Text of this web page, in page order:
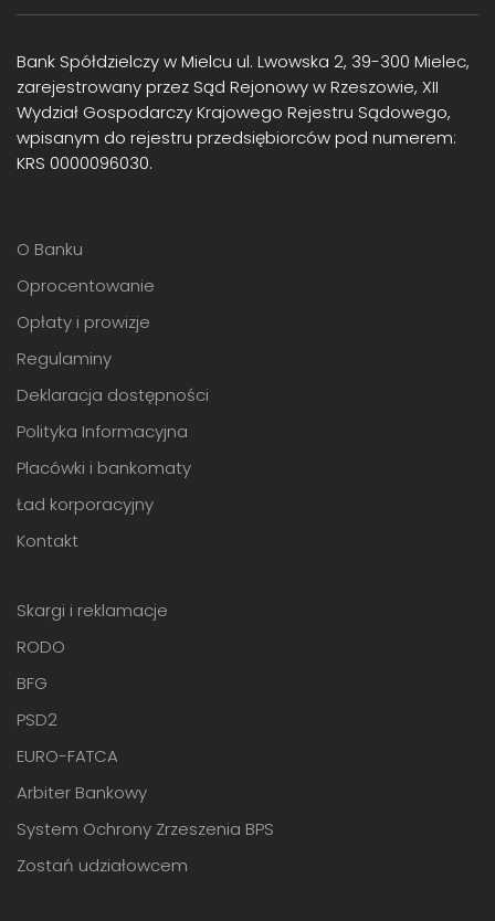
Bank Spółdzielczy w Mielcu ul. Lwowska 2, 39-300 Mielec,
zarejestrowany przez Sąd Rejonowy w Rzeszowie, XII
Wydział Gospodarczy Krajowego Rejestru Sądowego,
wpisanym do rejestru przedsiębiorców pod numerem:
KRS 0000096030.
O Banku
Oprocentowanie
Opłaty i prowizje
Regulaminy
Deklaracja dostępności
Polityka Informacyjna
Placówki i bankomaty
Ład korporacyjny
Kontakt
Skargi i reklamacje
RODO
BFG
PSD2
EURO-FATCA
Arbiter Bankowy
System Ochrony Zrzeszenia BPS
Zostań udziałowcem